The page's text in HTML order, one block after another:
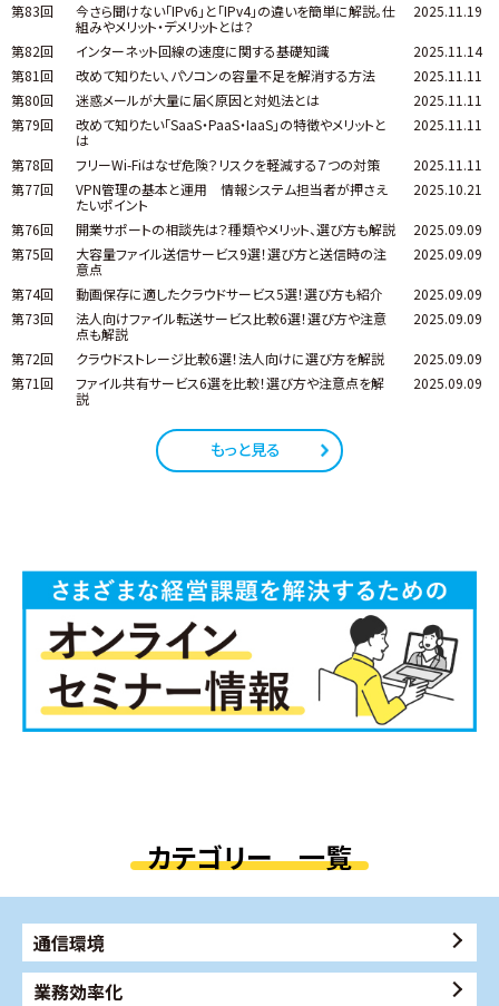
第83回
今さら聞けない「IPv6」と「IPv4」の違いを簡単に解説。仕
組みやメリット・デメリットとは？
2025.11.19
第82回 インターネット回線の速度に関する基礎知識
2025.11.14
第81回
改めて知りたい、パソコンの容量不足を解消する方法
2025.11.11
第80回
迷惑メールが大量に届く原因と対処法とは
2025.11.11
第79回
改めて知りたい「SaaS・PaaS・IaaS」の特徴やメリットと
は
2025.11.11
第78回 フリーWi-Fiはなぜ危険？リスクを軽減する７つの対策
2025.11.11
第77回
VPN管理の基本と運用 情報システム担当者が押さえ
たいポイント
2025.10.21
第76回 開業サポートの相談先は？種類やメリット、選び方も解説
2025.09.09
第75回
大容量ファイル送信サービス9選！選び方と送信時の注
意点
2025.09.09
第74回 動画保存に適したクラウドサービス5選！選び方も紹介
2025.09.09
第73回
法人向けファイル転送サービス比較6選！選び方や注意
点も解説
2025.09.09
第72回 クラウドストレージ比較6選！法人向けに選び方を解説
2025.09.09
第71回
ファイル共有サービス6選を比較！選び方や注意点を解
説
2025.09.09
もっと見る
カテゴリー 一覧
通信環境
業務効率化